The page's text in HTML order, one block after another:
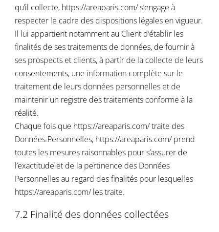
qu’il collecte, https://areaparis.com/s’engage à
respecter le cadre des dispositions légales en vigueur.
Il lui appartient notamment au Client d’établir les
finalités de ses traitements de données, de fournir à
ses prospects et clients, à partir de la collecte de leurs
consentements, une information complète sur le
traitement de leurs données personnelles et de
maintenir un registre des traitements conforme à la
réalité.
Chaque fois que https://areaparis.com/traite des
Données Personnelles, https://areaparis.com/prend
toutes les mesures raisonnables pour s’assurer de
l’exactitude et de la pertinence des Données
Personnelles au regard des finalités pour lesquelles
https://areaparis.com/les traite.
7.2 Finalité des données collectées